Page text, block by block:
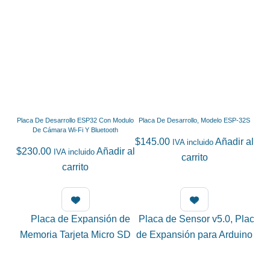
Placa De Desarrollo ESP32 Con Modulo
De Cámara Wi-Fi Y Bluetooth
$230.00 IVA incluido Añadir al
carrito
Placa De Desarrollo, Modelo ESP-32S
$145.00 IVA incluido Añadir al
carrito